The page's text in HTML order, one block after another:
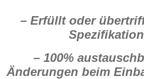
– Erfüllt oder
– 100%
Änderungen beim